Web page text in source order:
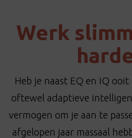
Werk
Heb je naast EQ en IQ
oftewel adaptieve
vermogen om je aan te
afgelopen jaar massaal